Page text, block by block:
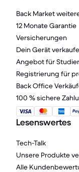
Back Market
12 Monate Garantie
Versicherungen
Dein Gerät
Angebot für
Registrierung für
Back Office
100 % sichere
Lesenswertes
Tech-Talk
Unsere Produkte
Alle